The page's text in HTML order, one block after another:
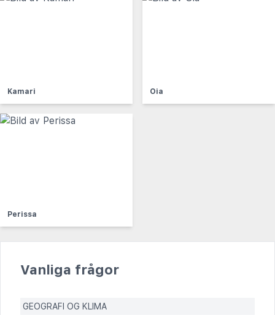
Kamari Oia
Perissa
Vanliga frågor
GEOGRAFI OG KLIMA